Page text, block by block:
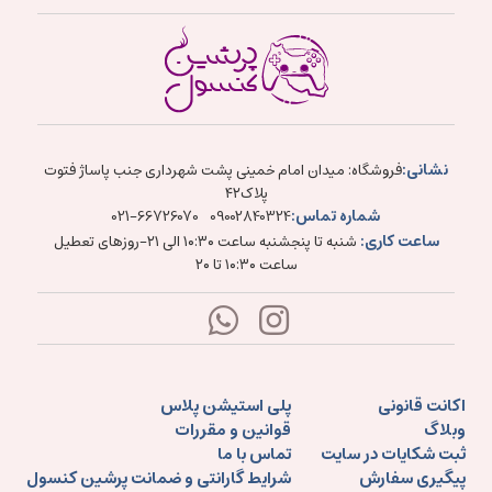
نشانی:فروشگاه: میدان امام خمینی پشت شهرداری جنب پاساژ فتوت
پلاک۴۲
شماره تماس:09002840324
021-66726070
ساعت کاری:
شنبه تا پنجشنبه ساعت ۱۰:۳۰ الی ۲۱-روزهای تعطیل
ساعت ۱۰:۳۰ تا ۲۰
اکانت قانونی
پلی استیشن پلاس
وبلاگ
قوانین و مقررات
ثبت شکایات در سایت
تماس با ما
پیگیری سفارش
شرایط گارانتی و ضمانت پرشین کنسول